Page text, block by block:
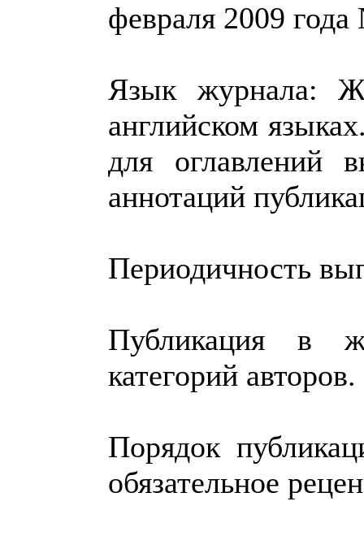
февраля 2009
Язык журнала:
английском
для оглавлений
аннотаций
Периодичность
Публикация в
категорий авторов.
Порядок
обязательное